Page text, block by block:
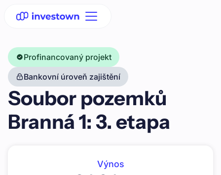
Profinancovaný projekt
Bankovní úroveň zajištění
Soubor pozemků
Branná 1: 3. etapa
Výnos